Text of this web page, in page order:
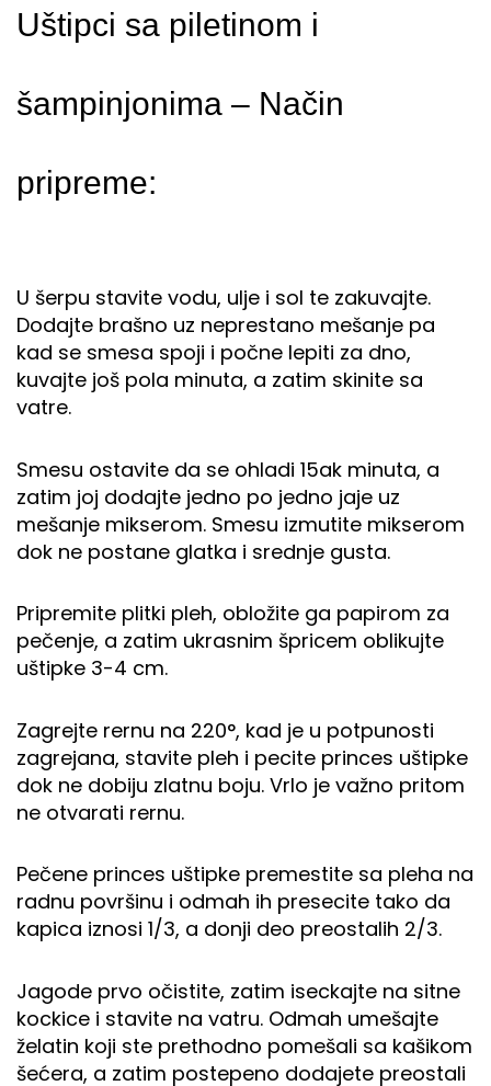
Uštipci sa piletinom i
šampinjonima – Način
pripreme:
U šerpu stavite vodu, ulje i sol te zakuvajte.
Dodajte brašno uz neprestano mešanje pa
kad se smesa spoji i počne lepiti za dno,
kuvajte još pola minuta, a zatim skinite sa
vatre.
Smesu ostavite da se ohladi 15ak minuta, a
zatim joj dodajte jedno po jedno jaje uz
mešanje mikserom. Smesu izmutite mikserom
dok ne postane glatka i srednje gusta.
Pripremite plitki pleh, obložite ga papirom za
pečenje, a zatim ukrasnim špricem oblikujte
uštipke 3-4 cm.
Zagrejte rernu na 220°, kad je u potpunosti
zagrejana, stavite pleh i pecite princes uštipke
dok ne dobiju zlatnu boju. Vrlo je važno pritom
ne otvarati rernu.
Pečene princes uštipke premestite sa pleha na
radnu površinu i odmah ih presecite tako da
kapica iznosi 1/3, a donji deo preostalih 2/3.
Jagode prvo očistite, zatim iseckajte na sitne
kockice i stavite na vatru. Odmah umešajte
želatin koji ste prethodno pomešali sa kašikom
šećera, a zatim postepeno dodajete preostali